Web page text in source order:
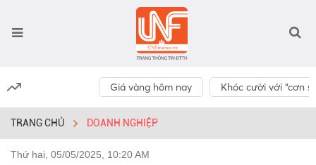
Giá vàng hôm nay Khóc cười với “cơn
TRANG CHỦ DOANH NGHIỆP
Thứ hai, 05/05/2025, 10:20 AM